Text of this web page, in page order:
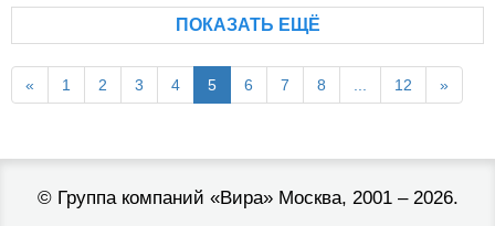
ПОКАЗАТЬ ЕЩЁ
« 1 2 3 4 5 6 7 8 ... 12 »
© Группа компаний «Вира»Москва, 2001 – 2026.